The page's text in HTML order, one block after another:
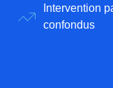
Intervention
confondus